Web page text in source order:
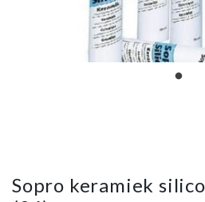
Sopro keramiek